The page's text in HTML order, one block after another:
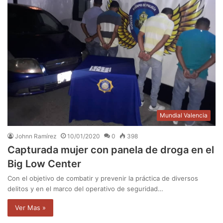
Mundial Valencia
Johnn Ramírez 10/01/2020 0 398
Capturada mujer con panela de droga en el
Big Low Center
Con el objetivo de combatir y prevenir la práctica de diversos
delitos y en el marco del operativo de seguridad…
Ver Mas »